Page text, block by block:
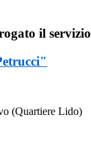
il servizio
(Quartiere Lido)